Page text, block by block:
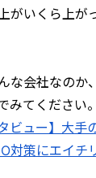
がいくら上が
な会社なのか
みてください。
ビュー】大
対策にエイチ